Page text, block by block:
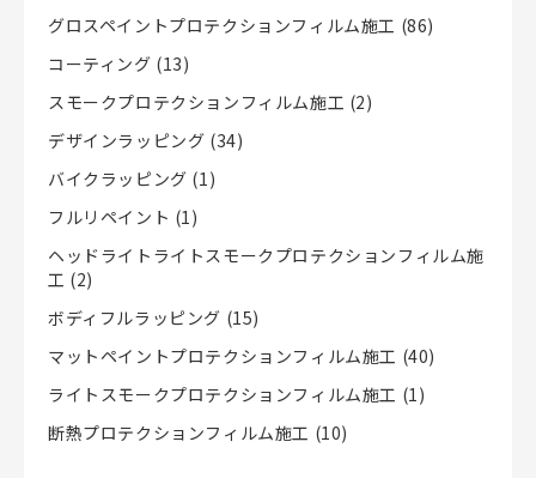
グロスペイントプロテクションフィルム施工 (86)
コーティング (13)
スモークプロテクションフィルム施工 (2)
デザインラッピング (34)
バイクラッピング (1)
フルリペイント (1)
ヘッドライトライトスモークプロテクションフィルム施
工 (2)
ボディフルラッピング (15)
マットペイントプロテクションフィルム施工 (40)
ライトスモークプロテクションフィルム施工 (1)
断熱プロテクションフィルム施工 (10)